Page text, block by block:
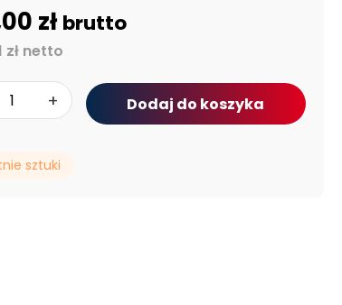
złbrutto
zł netto
+ Dodaj do koszyka
sztuki